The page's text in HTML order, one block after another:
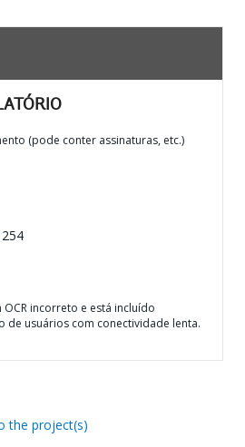
(pode conter assinaturas, etc.)
incorreto e está incluído
de usuários com conectividade lenta.
the project(s)